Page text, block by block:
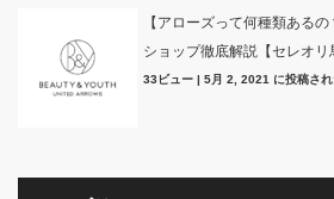
【アローズって何種類ある
ショップ徹底解説【セレオリ
33ビュー | 5月 2, 2021 に投稿され